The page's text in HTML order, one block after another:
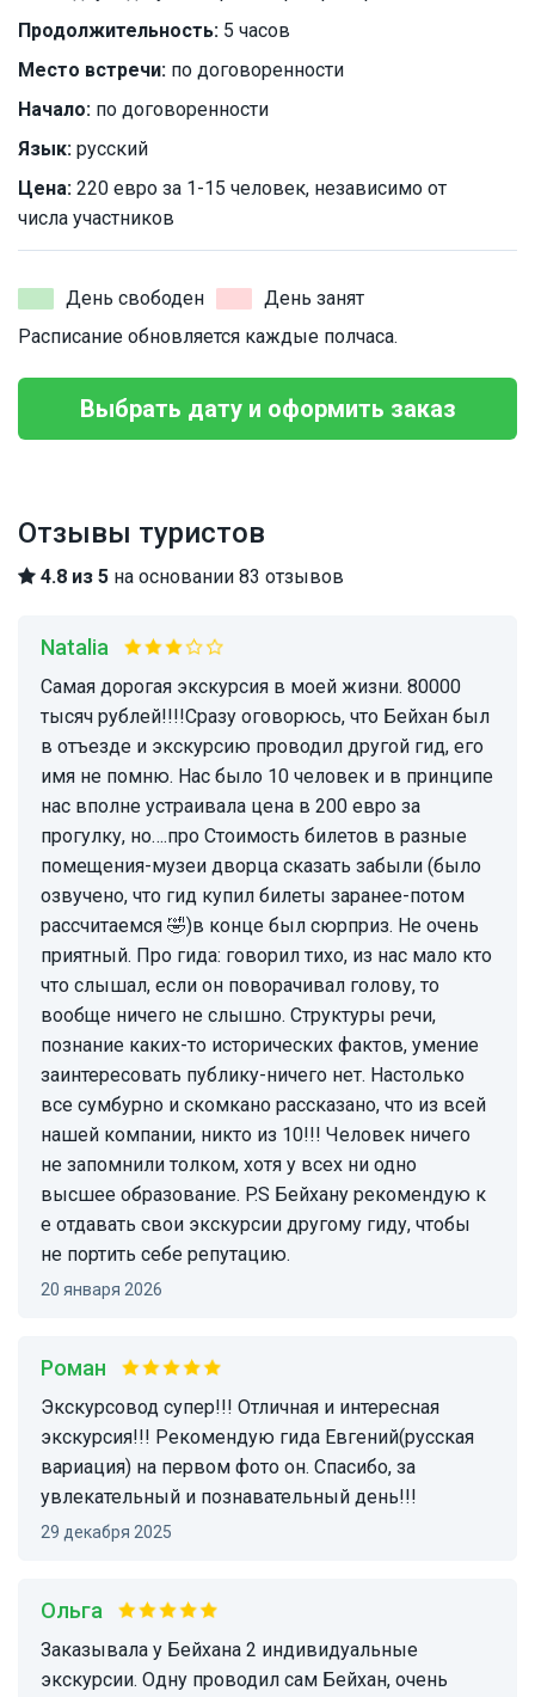
Продолжительность: 5 часов
Место встречи: по договоренности
Начало: по договоренности
Язык: русский
Цена: 220 евро за 1-15 человек, независимо от
числа участников
День свободен
День занят
Расписание обновляется каждые полчаса.
Выбрать дату и оформить заказ
Отзывы туристов
4.8 из 5 на основании 83 отзывов
Natalia
Самая дорогая экскурсия в моей жизни. 80000
тысяч рублей!!!!Сразу оговорюсь, что Бейхан был
в отъезде и экскурсию проводил другой гид, его
имя не помню. Нас было 10 человек и в принципе
нас вполне устраивала цена в 200 евро за
прогулку, но….про Стоимость билетов в разные
помещения-музеи дворца сказать забыли (было
озвучено, что гид купил билеты заранее-потом
рассчитаемся 🤣)в конце был сюрприз. Не очень
приятный. Про гида: говорил тихо, из нас мало кто
что слышал, если он поворачивал голову, то
вообще ничего не слышно. Структуры речи,
познание каких-то исторических фактов, умение
заинтересовать публику-ничего нет. Настолько
все сумбурно и скомкано рассказано, что из всей
нашей компании, никто из 10!!! Человек ничего
не запомнили толком, хотя у всех ни одно
высшее образование. P.S Бейхану рекомендую к
е отдавать свои экскурсии другому гиду, чтобы
не портить себе репутацию.
20 января 2026
Роман
Экскурсовод супер!!! Отличная и интересная
экскурсия!!! Рекомендую гида Евгений(русская
вариация) на первом фото он. Спасибо, за
увлекательный и познавательный день!!!
29 декабря 2025
Ольга
Заказывала у Бейхана 2 индивидуальные
экскурсии. Одну проводил сам Бейхан, очень